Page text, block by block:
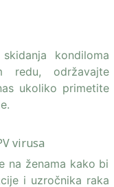
kondiloma
redu, održavajte
ukoliko primetite
virusa
na ženama kako bi
i uzročnika raka